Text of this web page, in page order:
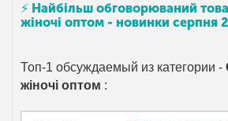
⚡ Найбільш обговорюваний
жіночі оптом - новинки серпня
Топ-1 обсуждаемый из категории -
жіночі оптом :